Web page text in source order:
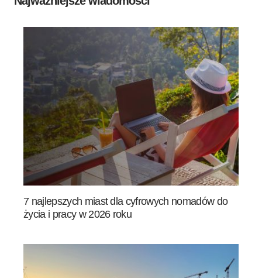
7 najlepszych miast dla cyfrowych nomadów do
życia i pracy w 2026 roku